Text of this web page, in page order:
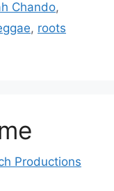
Chando,
, roots
Productions